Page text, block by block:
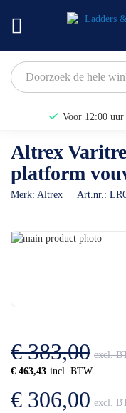
Voor 12:00 uur
Altrex
platform
Merk: Altrex Art.nr.:
Ga
gallerij
€ 463,43
€ 383,00
€ 306,00